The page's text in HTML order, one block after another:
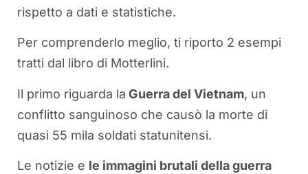
rispetto a dati e statistiche.
Per comprenderlo meglio, ti riporto 2 esempi
tratti dal libro di Motterlini.
Il primo riguarda la Guerra del Vietnam, un
conflitto sanguinoso che causò la morte di
quasi 55 mila soldati statunitensi.
Le notizie e le immagini brutali della guerra